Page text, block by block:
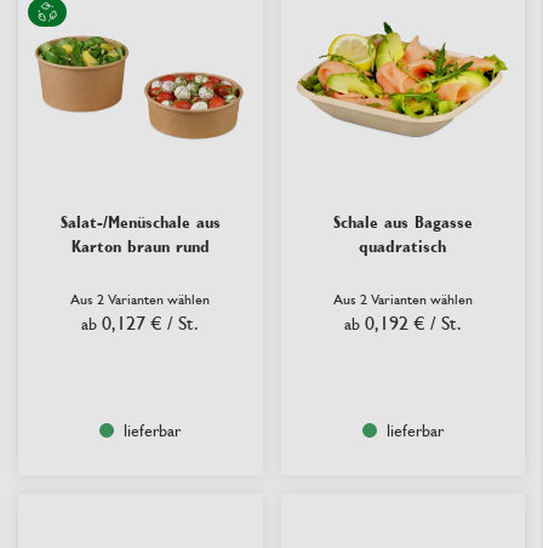
Salat-/Menüschale aus
Karton braun rund
Aus 2 Varianten wählen
ab 0,127 € / St.
lieferbar
Schale aus Bagasse
quadratisch
Aus 2 Varianten wählen
ab 0,192 € / St.
lieferbar